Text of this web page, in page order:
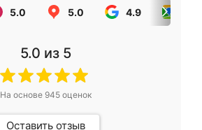
5.0 5.0 4.9
5.0 из 5
На основе 945оценок
Оставить отзыв